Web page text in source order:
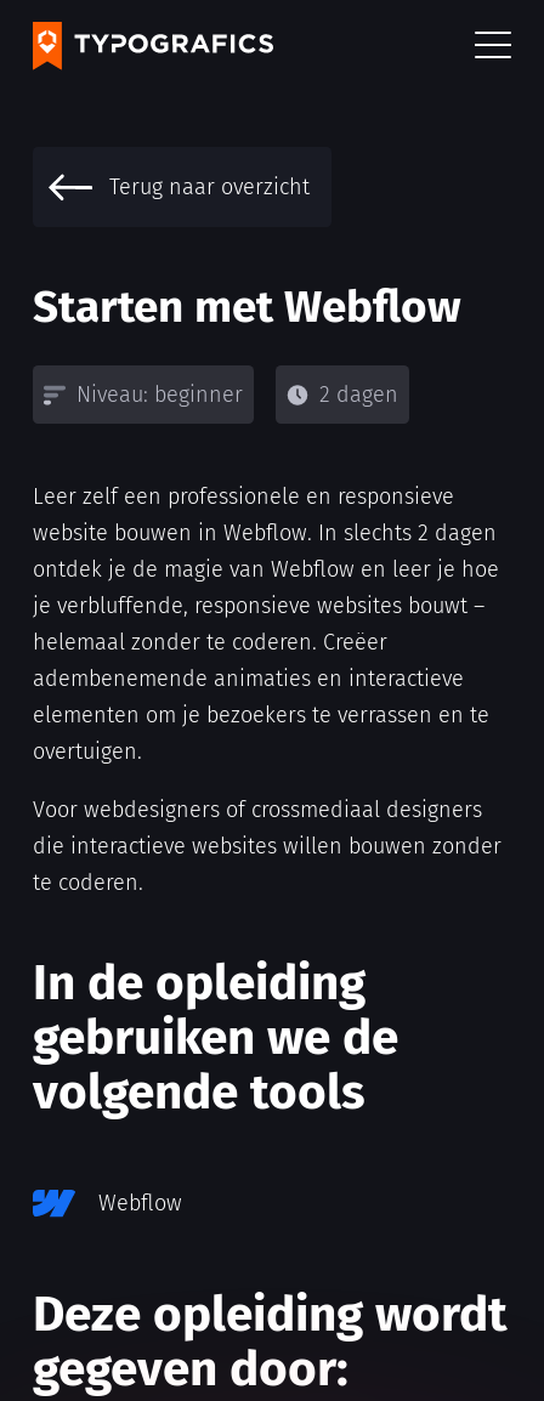
Terug naar overzicht
Starten met Webflow
Niveau: beginner 2 dagen
Leer zelf een professionele en responsieve
website bouwen in Webflow. In slechts 2 dagen
ontdek je de magie van Webflow en leer je hoe
je verbluffende, responsieve websites bouwt –
helemaal zonder te coderen. Creëer
adembenemende animaties en interactieve
elementen om je bezoekers te verrassen en te
overtuigen.
Voor webdesigners of crossmediaal designers
die interactieve websites willen bouwen zonder
te coderen.
In de opleiding
gebruiken we de
volgende tools
Webflow
Deze opleiding wordt
gegeven door: